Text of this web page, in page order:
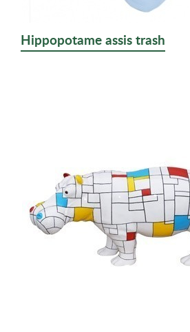
Hippopotame assis trash